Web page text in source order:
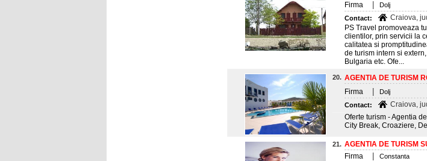
Firma
Dolj
Contact:
Craiova,
PS Travel promoveaza
clientilor, prin servicii la
calitatea si
de turism intern si
Bulgaria etc. Ofe...
20. AGENTIA DE TURISM
Firma
Dolj
Contact:
Craiova,
Oferte turism - Agentia
City Break, Croaziere,
21. AGENTIA DE TURISM
Firma
Constanta